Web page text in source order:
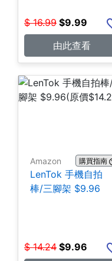
$ 16.99 $9.99
由此查看
Amazon 購買指南
LenTok 手機自拍
棒/三腳架 $9.96
$ 14.24 $9.96